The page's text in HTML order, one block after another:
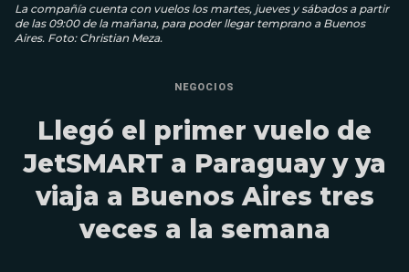
La compañía cuenta con vuelos los martes, jueves y sábados a partir
de las 09:00 de la mañana, para poder llegar temprano a Buenos
Aires. Foto: Christian Meza.
NEGOCIOS
Llegó el primer vuelo de
JetSMART a Paraguay y ya
viaja a Buenos Aires tres
veces a la semana